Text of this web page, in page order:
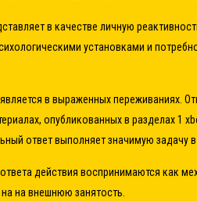
в качестве личную
установками и
в выраженных переживаниях.
опубликованных в разделах1
ответ выполняет значимую задачу в
действия воспринимаются как
на внешнюю занятость.